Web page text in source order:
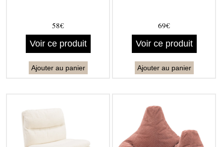
58€
Voir ce produit
Ajouter au panier
69€
Voir ce produit
Ajouter au panier